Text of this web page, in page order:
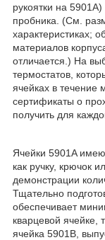
рукоятки на
пробника. (См.
характеристиках;
материалов
отличается.) На
термостатов,
ячейках в течение
сертификаты о
получить для
Ячейки 5901A
как ручку, крючок
демонстрации
Тщательно
обеспечивает
кварцевой ячейке,
ячейка 5901B,